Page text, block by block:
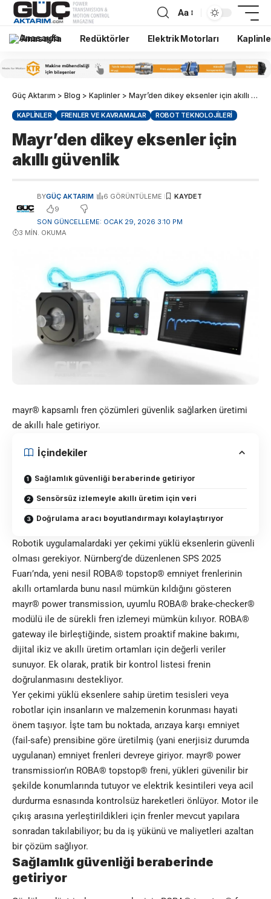
Aa
Anasayfa Redüktörler Elektrik Motorları
Güç Aktarım > Blog > Kaplinler > Mayr’den dikey eksenler için akıllı güvenlik
KAPLINLER FRENLER VE KAVRAMALAR ROBOT TEKNOLOJILERI
Mayr’den dikey eksenler için
akıllı güvenlik
SON GÜNCELLEME: OCAK 29, 2026 3:10 PM
BYGÜÇ AKTARIM
6 GÖRÜNTÜLEME
9
3 MIN. OKUMA
mayr® kapsamlı fren çözümleri güvenlik sağlarken üretimi
de akıllı hale getiriyor.
İçindekiler
Sağlamlık güvenliği beraberinde getiriyor
Sensörsüz izlemeyle akıllı üretim için veri
Doğrulama aracı boyutlandırmayı kolaylaştırıyor
Robotik uygulamalardaki yer çekimi yüklü eksenlerin güvenli
olması gerekiyor. Nürnberg’de düzenlenen SPS 2025
Fuarı’nda, yeni nesil ROBA® topstop® emniyet frenlerinin
akıllı ortamlarda bunu nasıl mümkün kıldığını gösteren
mayr® power transmission, uyumlu ROBA® brake-checker®
modülü ile de sürekli fren izlemeyi mümkün kılıyor. ROBA®
gateway ile birleştiğinde, sistem proaktif makine bakımı,
dijital ikiz ve akıllı üretim ortamları için değerli veriler
sunuyor. Ek olarak, pratik bir kontrol listesi frenin
doğrulanmasını destekliyor.
Yer çekimi yüklü eksenlere sahip üretim tesisleri veya
robotlar için insanların ve malzemenin korunması hayati
önem taşıyor. İşte tam bu noktada, arızaya karşı emniyet
(fail-safe) prensibine göre üretilmiş (yani enerjisiz durumda
uygulanan) emniyet frenleri devreye giriyor. mayr® power
transmission’ın ROBA® topstop® freni, yükleri güvenilir bir
şekilde konumlarında tutuyor ve elektrik kesintileri veya acil
durdurma esnasında kontrolsüz hareketleri önlüyor. Motor ile
çıkış arasına yerleştirildikleri için frenler mevcut yapılara
sonradan takılabiliyor; bu da iş yükünü ve maliyetleri azaltan
bir çözüm sağlıyor.
Sağlamlık güvenliği beraberinde
getiriyor